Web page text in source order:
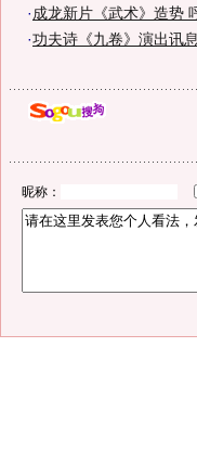
·成龙新片《武术》造势
·功夫诗《九卷》演出讯息
昵称：